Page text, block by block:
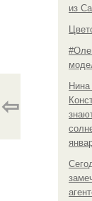
из
Нина
⇦